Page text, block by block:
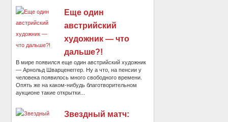
Еще один
австрийский
художник — что
дальше?!
В мире появился еще один австрийский художник
— Арнольд Шварценеггер. Ну а что, на пенсии у
человека появилось много свободного времени.
Опять же на каком-нибудь благотворительном
аукционе такие открытки...
Звездный матч: